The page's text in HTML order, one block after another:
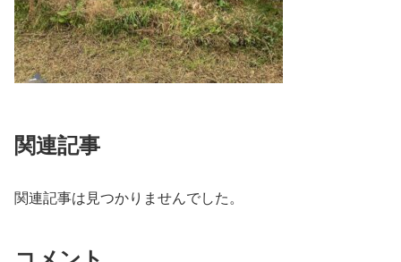
関連記事
関連記事は見つかりませんでした。